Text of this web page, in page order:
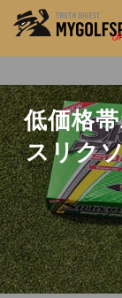
低価格
スリク
MOST WANTED
NEW RELEASES
HOW TO ゴルフ
LAB テスト・デ
Golf News ゴ
REVIEWS 製品
※メーカー名やクラ
力してください。